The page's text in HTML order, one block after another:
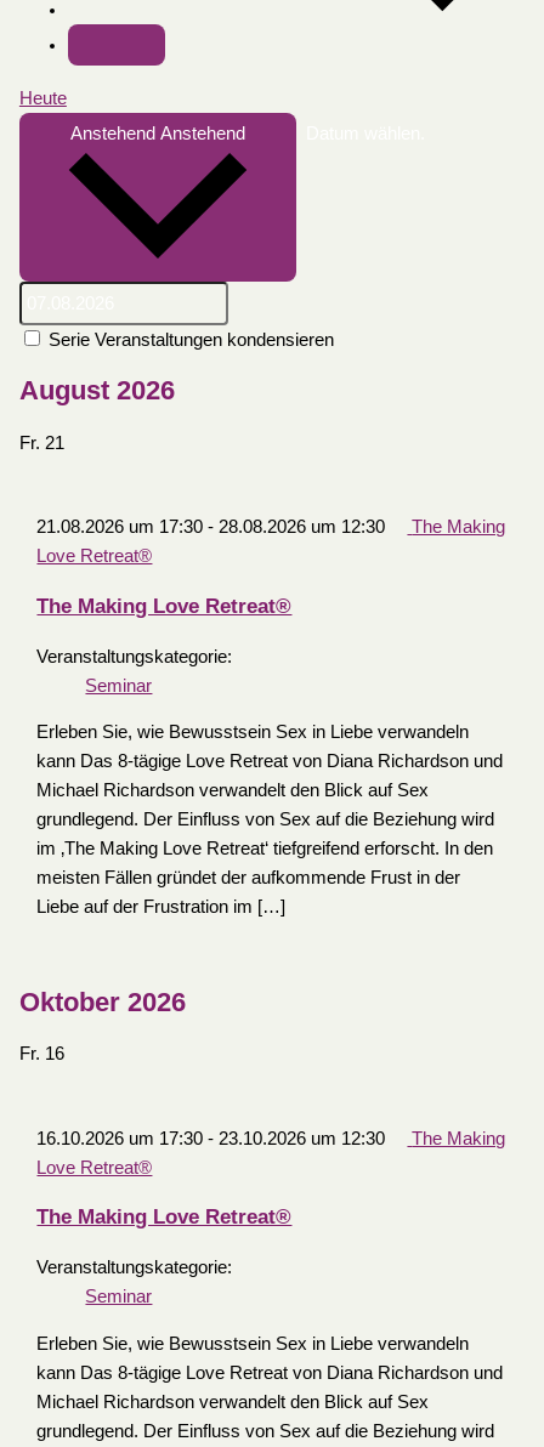
Heute
Anstehend Anstehend
Serie Veranstaltungen kondensieren
August 2026
Fr. 21
21.08.2026 um 17:30 -28.08.2026 um 12:30
The Making
Love Retreat®
The Making Love Retreat®
Veranstaltungskategorie:
Seminar
Erleben Sie, wie Bewusstsein Sex in Liebe verwandeln
kann Das 8-tägige Love Retreat von Diana Richardson und
Michael Richardson verwandelt den Blick auf Sex
grundlegend. Der Einfluss von Sex auf die Beziehung wird
im ‚The Making Love Retreat‘ tiefgreifend erforscht. In den
meisten Fällen gründet der aufkommende Frust in der
Liebe auf der Frustration im […]
Oktober 2026
Fr. 16
16.10.2026 um 17:30 - 23.10.2026 um 12:30
The Making
Love Retreat®
The Making Love Retreat®
Veranstaltungskategorie:
Seminar
Erleben Sie, wie Bewusstsein Sex in Liebe verwandeln
kann Das 8-tägige Love Retreat von Diana Richardson und
Michael Richardson verwandelt den Blick auf Sex
grundlegend. Der Einfluss von Sex auf die Beziehung wird